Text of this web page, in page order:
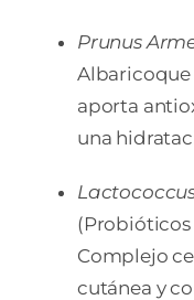
Prunus
Albaricoque
aporta
una
(Probióticos
Complejo
cutánea y